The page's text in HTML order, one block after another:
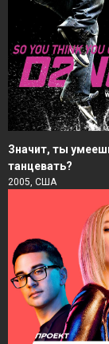
Значит, ты
танцевать?
2005, США